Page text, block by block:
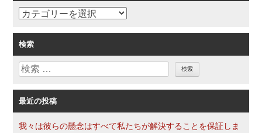
ョ
ン
カ
ゴ
リ
ー
検索
検
最近の投稿
我々は彼らの懸念はすべて私たちが解決することを保証しま